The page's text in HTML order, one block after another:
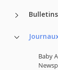
Baby